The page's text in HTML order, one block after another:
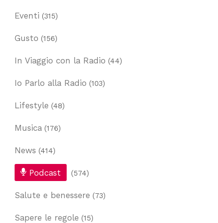
Eventi (315)
Gusto (156)
In Viaggio con la Radio (44)
Io Parlo alla Radio (103)
Lifestyle (48)
Musica (176)
News (414)
Podcast (574)
Salute e benessere (73)
Sapere le regole (15)